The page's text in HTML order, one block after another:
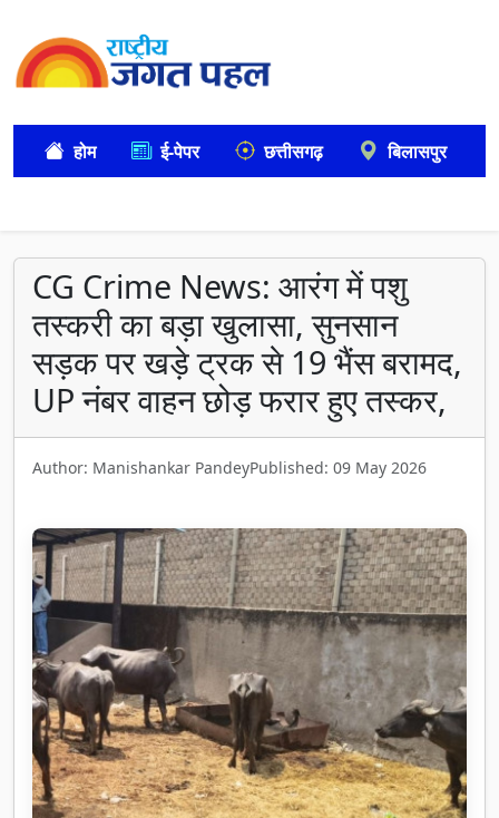
होम ई-पेपर छत्तीसगढ़ बिलासपुर
CG Crime News: आरंग में पशु
तस्करी का बड़ा खुलासा, सुनसान
सड़क पर खड़े ट्रक से 19 भैंस बरामद,
UP नंबर वाहन छोड़ फरार हुए तस्कर,
Author: Manishankar PandeyPublished: 09 May 2026